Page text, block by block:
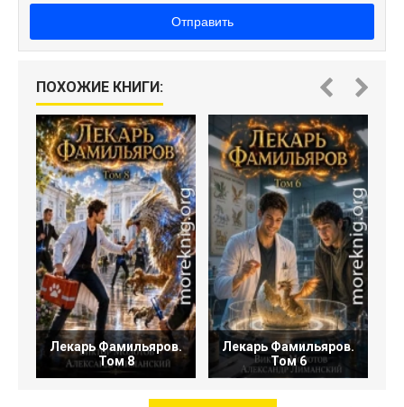
Отправить
ПОХОЖИЕ КНИГИ:
Лекарь Фамильяров.
Том 8
Лекарь Фамильяров.
Том 6